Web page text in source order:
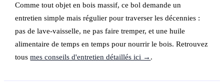
Comme tout objet en bois massif, ce bol demande un
entretien simple mais régulier pour traverser les décennies :
pas de lave-vaisselle, ne pas faire tremper, et une huile
alimentaire de temps en temps pour nourrir le bois. Retrouvez
tousmes conseils d'entretien détaillés ici → .